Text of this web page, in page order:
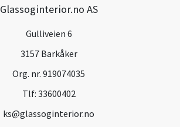
Glassoginterior.no AS
Gulliveien 6
3157 Barkåker
Org. nr. 919074035
Tlf: 33600402
ks@glassoginterior.no